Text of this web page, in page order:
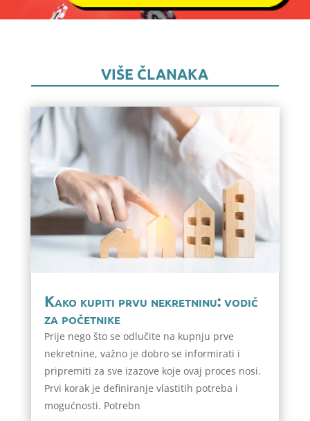
VIŠE ČLANAKA
Kako kupiti prvu nekretninu: vodič
za početnike
Prije nego što se odlučite na kupnju prve
nekretnine, važno je dobro se informirati i
pripremiti za sve izazove koje ovaj proces nosi.
Prvi korak je definiranje vlastitih potreba i
mogućnosti. Potrebn